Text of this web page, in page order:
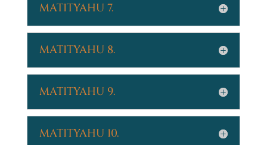
MATITYAHU 7.
MATITYAHU 8.
MATITYAHU 9.
MATITYAHU 10.